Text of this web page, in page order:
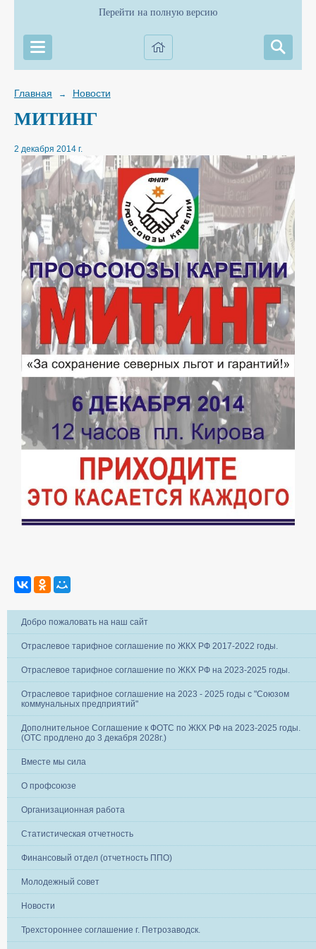
Перейти на полную версию
Главная → Новости
МИТИНГ
2 декабря 2014 г.
Добро пожаловать на наш сайт
Отраслевое тарифное соглашение по ЖКХ РФ 2017-2022 годы.
Отраслевое тарифное соглашение по ЖКХ РФ на 2023-2025 годы.
Отраслевое тарифное соглашение на 2023 - 2025 годы с "Союзом
коммунальных предприятий"
Дополнительное Соглашение к ФОТС по ЖКХ РФ на 2023-2025 годы.
(ОТС продлено до 3 декабря 2028г.)
Вместе мы сила
О профсоюзе
Организационная работа
Статистическая отчетность
Финансовый отдел (отчетность ППО)
Молодежный совет
Новости
Трехстороннее соглашение г. Петрозаводск.